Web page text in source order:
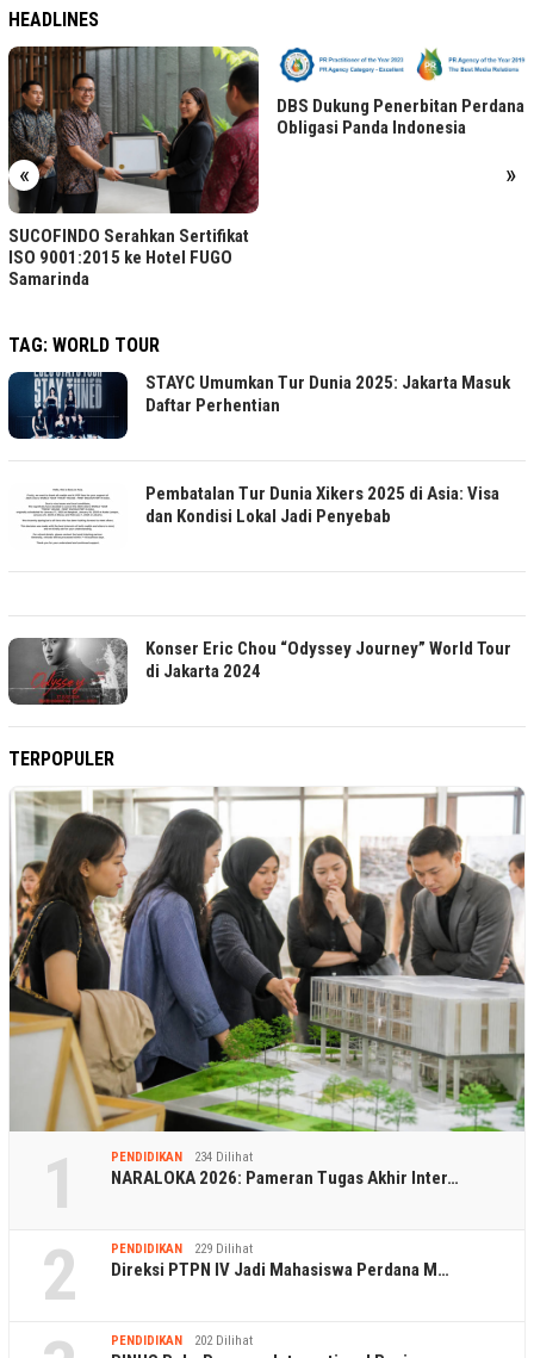
HEADLINES
« »
SUCOFINDO Serahkan Sertifikat
ISO 9001:2015 ke Hotel FUGO
Samarinda
DBS Dukung Penerbitan Perdana
Obligasi Panda Indonesia
TAG: WORLD TOUR
STAYC Umumkan Tur Dunia 2025: Jakarta Masuk
Daftar Perhentian
Pembatalan Tur Dunia Xikers 2025 di Asia: Visa
dan Kondisi Lokal Jadi Penyebab
Konser Eric Chou “Odyssey Journey” World Tour
di Jakarta 2024
TERPOPULER
1 PENDIDIKAN 234 Dilihat
NARALOKA 2026: Pameran Tugas Akhir Inter…
2 PENDIDIKAN 229 Dilihat
Direksi PTPN IV Jadi Mahasiswa Perdana M…
PENDIDIKAN 202 Dilihat